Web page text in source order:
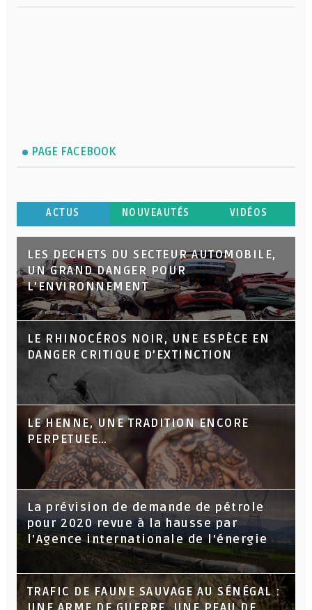
PAGE FACEBOOK
ACTUS NOUVEAUTÉS VIDÉOS
LES DECHETS DU SECTEUR AUTOMOBILE,
UN GRAND DANGER POUR
L’ENVIRONNEMENT
LE RHINOCÉROS NOIR, UNE ESPÈCE EN
DANGER CRITIQUE D’EXTINCTION
LE HENNE, UNE TRADITION ENCORE
PERPETUEE…
La prévision de demande de pétrole
pour 2020 revue à la hausse par
l'Agence internationale de l'énergie
TRAFIC DE FAUNE SAUVAGE AU SÉNÉGAL :